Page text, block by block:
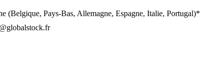
(Belgique, Pays-Bas, Allemagne, Espagne, Italie, Portugal)*